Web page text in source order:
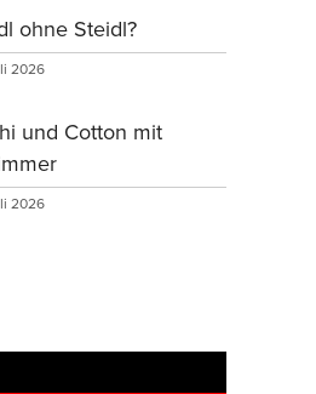
ohne Steidl?
2026
und Cotton mit
2026